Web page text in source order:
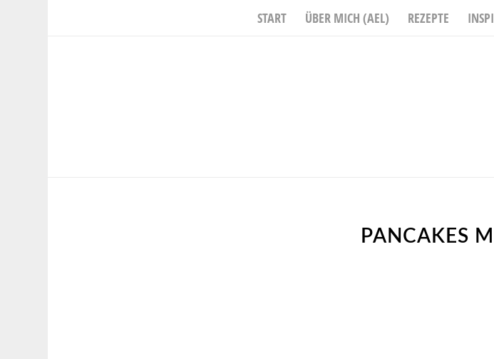
START ÜBER MICH (AEL) REZEPTE
PANCAKES